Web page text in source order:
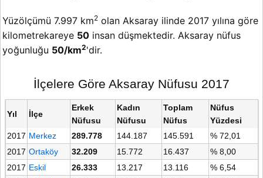
Yüzölçümü 7.997 km2 olan Aksaray ilinde 2017 yılına göre
kilometrekareye 50 insan düşmektedir. Aksaray nüfus
yoğunluğu 50/km2'dir.
İlçelere Göre Aksaray Nüfusu 2017
Yıl İlçe
Erkek
Nüfusu
Kadın
Nüfusu
Toplam
Nüfus
Nüfus
Yüzdesi
2017 Merkez 289.778 144.187 145.591
% 72,01
2017 Ortaköy 32.209 15.772 16.437
% 8,00
2017 Eskil 26.333 13.217 13.116
% 6,54